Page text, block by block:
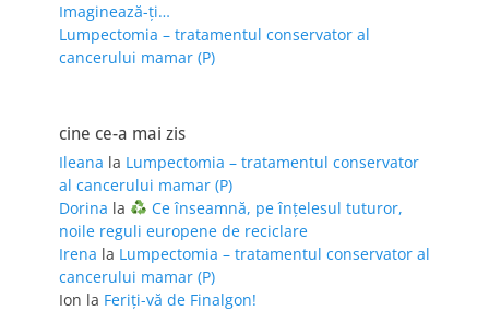
Imaginează-ți…
Lumpectomia – tratamentul conservator al
cancerului mamar (P)
cine ce-a mai zis
Ileana la Lumpectomia – tratamentul conservator
al cancerului mamar (P)
Dorina la
Ce înseamnă, pe înțelesul tuturor,
noile reguli europene de reciclare
Irena la Lumpectomia – tratamentul conservator al
cancerului mamar (P)
Ion la Feriţi-vă de Finalgon!